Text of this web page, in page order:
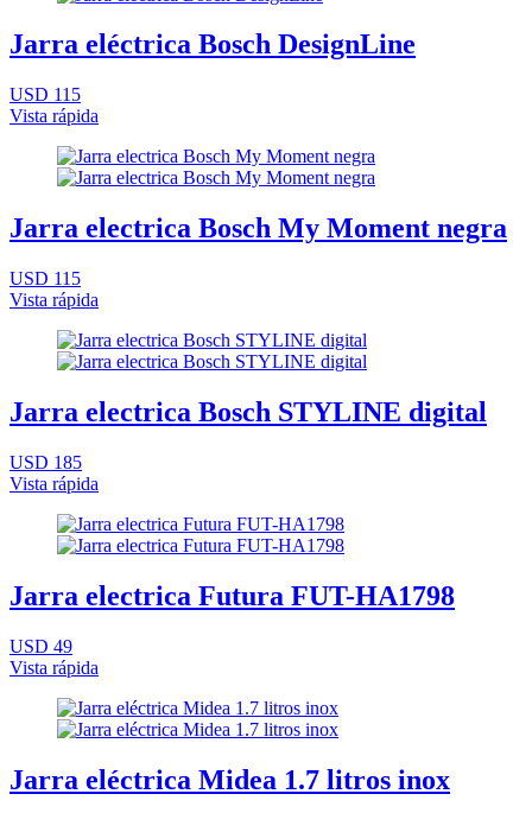
Jarra eléctrica Bosch DesignLine
USD 115
Vista rápida
Jarra electrica Bosch My Moment negra
USD 115
Vista rápida
Jarra electrica Bosch STYLINE digital
USD 185
Vista rápida
Jarra electrica Futura FUT-HA1798
USD 49
Vista rápida
Jarra eléctrica Midea 1.7 litros inox